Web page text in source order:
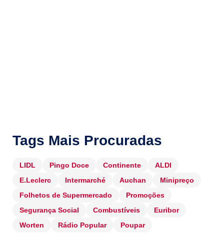
Tags Mais Procuradas
LIDL Pingo Doce Continente
ALDI
E.Leclerc
Intermarché Auchan
Minipreço
Folhetos de Supermercado
Promoções
Segurança Social
Combustíveis
Euribor
Worten
Rádio Popular Poupar